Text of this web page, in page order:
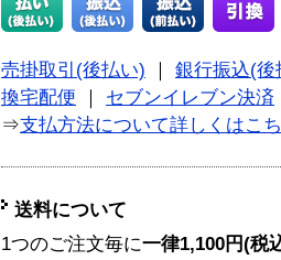
売掛取引(後払い)
銀行振込(後
換宅配便
セブンイレブン決済
⇒支払方法について詳しくはこ
送料について
1つのご注文毎に一律1,100円(税